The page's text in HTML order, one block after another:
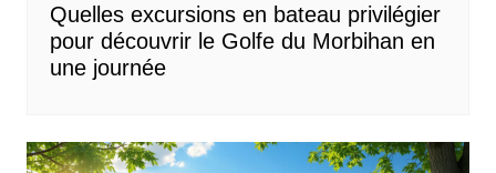
Quelles excursions en bateau privilégier
pour découvrir le Golfe du Morbihan en
une journée